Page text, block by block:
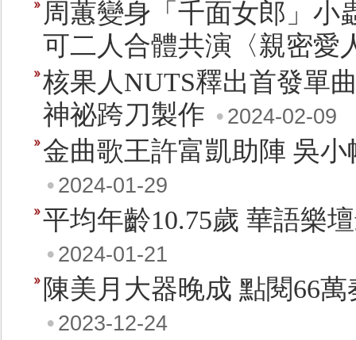
周蕙變身「千面女郎」小
可二人合體共演〈親密愛
核果人NUTS釋出首發單
神祕跨刀製作 • 2024-02-09
金曲歌王許富凱助陣 吳
• 2024-01-29
平均年齡10.75歲 華語樂
• 2024-01-21
陳美月大器晚成 點閱66
• 2023-12-24